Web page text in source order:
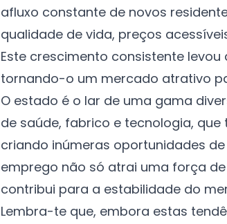
afluxo constante de novos
qualidade de vida, preços
Este crescimento consistente
tornando-o um mercado atrativo
O estado é o lar de uma gama
de saúde, fabrico e tecnologia,
criando inúmeras oportunidades
emprego não só atrai uma força
contribui para a estabilidade do
Lembra-te que, embora estas